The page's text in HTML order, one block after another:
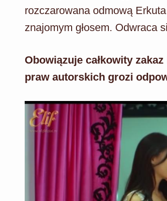
rozczarowana odmową
znajomym głosem. Odwraca
Obowiązuje całkowity
praw autorskich grozi